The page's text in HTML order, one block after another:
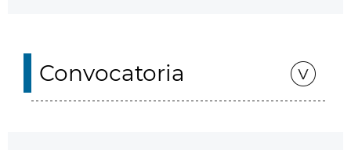
Convocatoria